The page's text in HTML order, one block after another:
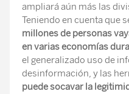
ampliará aún más las
Teniendo en cuenta que
millones de personas
en varias economías
el generalizado uso de
desinformación, y las
puede socavar la